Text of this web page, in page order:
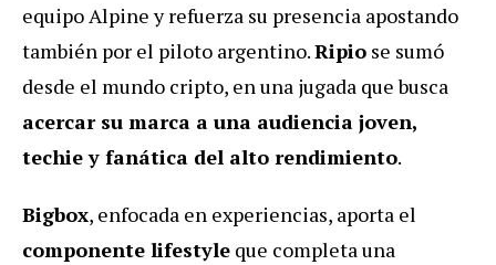
equipo Alpine y refuerza su presencia apostando
también por el piloto argentino.Ripio se sumó
desde el mundo cripto, en una jugada que busca
acercar su marca a una audiencia joven,
techie y fanática del alto rendimiento.
Bigbox, enfocada en experiencias, aporta el
componente lifestyle que completa una